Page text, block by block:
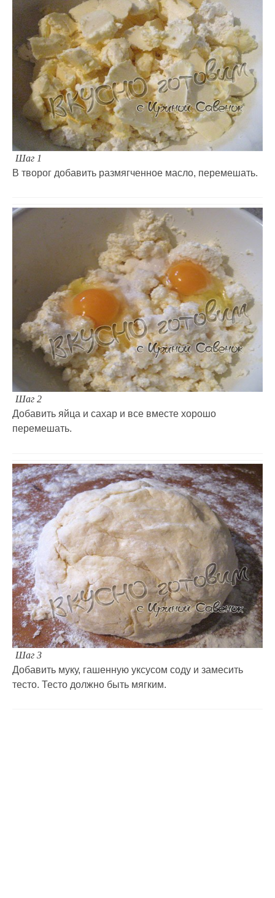
Шаг 1
В творог добавить размягченное масло, перемешать.
Шаг 2
Добавить яйца и сахар и все вместе хорошо
перемешать.
Шаг 3
Добавить муку, гашенную уксусом соду и замесить
тесто. Тесто должно быть мягким.